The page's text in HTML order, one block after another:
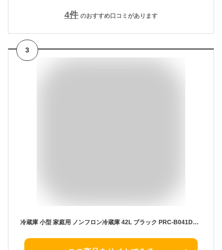
4件 のおすすめ口コミがあります
3
冷蔵庫 小型 家庭用 ノンフロン冷蔵庫 42L ブラック PRC-B041DM-B 送料無料 ノンフロン 右開き シンプル パーソナルサイズ 静音 寝室 1ドア ミラー おしゃれ 一人暮らし 1人暮らし キッチン家電 【D】【iris_dl】【iris_dl01】